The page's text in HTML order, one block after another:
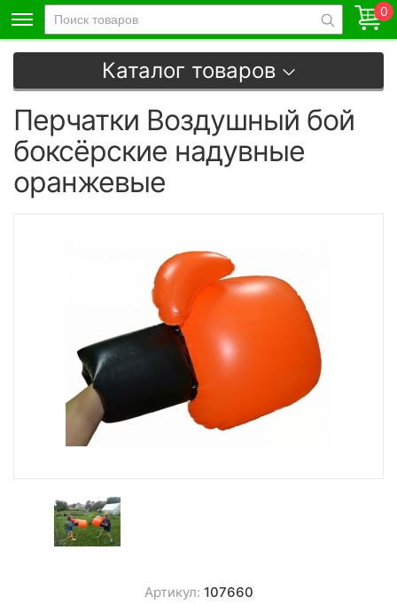
0
Каталог товаров
Перчатки Воздушный бой
боксёрские надувные
оранжевые
Артикул: 107660